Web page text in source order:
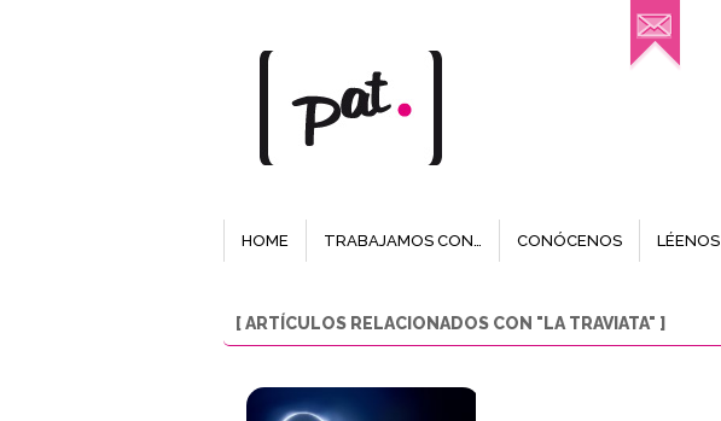
HOME TRABAJAMOS CON… CONÓCENOS LÉENOS
[ ARTÍCULOS RELACIONADOS CON "LA TRAVIATA" ]